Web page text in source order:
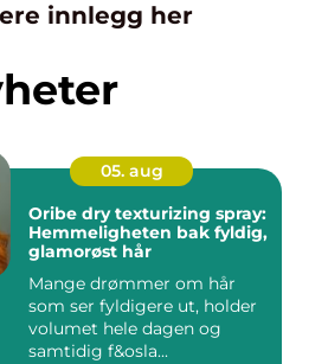
innlegg her
05. aug
Oribe dry texturizing spray:
Hemmeligheten bak fyldig,
glamorøst hår
Mange drømmer om hår
som ser fyldigere ut, holder
volumet hele dagen og
samtidig f&osla...